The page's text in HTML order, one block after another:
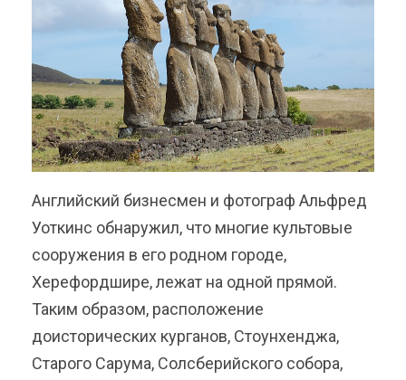
Английский бизнесмен и фотограф Альфред
Уоткинс обнаружил, что многие культовые
сооружения в его родном городе,
Херефордшире, лежат на одной прямой.
Таким образом, расположение
доисторических курганов, Стоунхенджа,
Старого Сарума, Солсберийского собора,